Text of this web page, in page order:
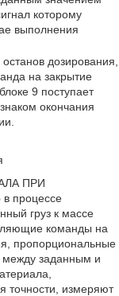
которому
выполнения
дозирования,
на закрытие
9 поступает
окончания
ПРИ
процессе
груз к массе
команды на
пропорциональные
между заданным и
точности, измеряют